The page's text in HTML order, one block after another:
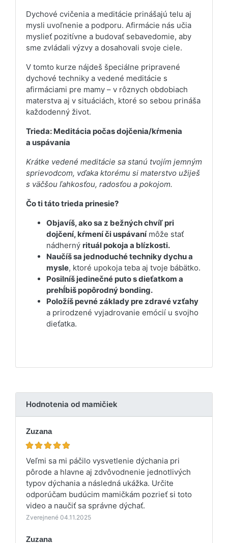
Dychové cvičenia a meditácie prinášajú telu aj
mysli uvoľnenie a podporu. Afirmácie nás učia
myslieť pozitívne a budovať sebavedomie, aby
sme zvládali výzvy a dosahovali svoje ciele.
V tomto kurze nájdeš špeciálne pripravené
dychové techniky a vedené meditácie s
afirmáciami pre mamy – v rôznych obdobiach
materstva aj v situáciách, ktoré so sebou prináša
každodenný život.
Trieda: Meditácia počas dojčenia/kŕmenia
a uspávania
Krátke vedené meditácie sa stanú tvojím jemným
sprievodcom, vďaka ktorému si materstvo užiješ
s väčšou ľahkosťou, radosťou a pokojom.
Čo ti táto trieda prinesie?
Objavíš, ako sa z bežných chvíľ pri
dojčení, kŕmení či uspávanímôže stať
nádherný rituál pokoja a blízkosti.
Naučíš sa jednoduché techniky dychu a
mysle, ktoré upokoja teba aj tvoje bábätko.
Posilníš jedinečné puto s dieťatkom a
prehĺbiš popôrodný bonding.
Položíš pevné základy pre zdravé vzťahy
a prirodzené vyjadrovanie emócií u svojho
dieťatka.
Hodnotenia od mamičiek
Zuzana
Veľmi sa mi páčilo vysvetlenie dýchania pri
pôrode a hlavne aj zdvôvodnenie jednotlivých
typov dýchania a následná ukážka. Určite
odporúčam budúcim mamičkám pozrieť si toto
video a naučiť sa správne dýchať.
Zverejnené 04.11.2025
Zuzana